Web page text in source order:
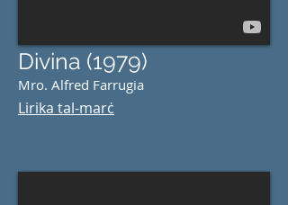
Divina (1979)
Mro. Alfred Farrugia
Lirika tal-marċ